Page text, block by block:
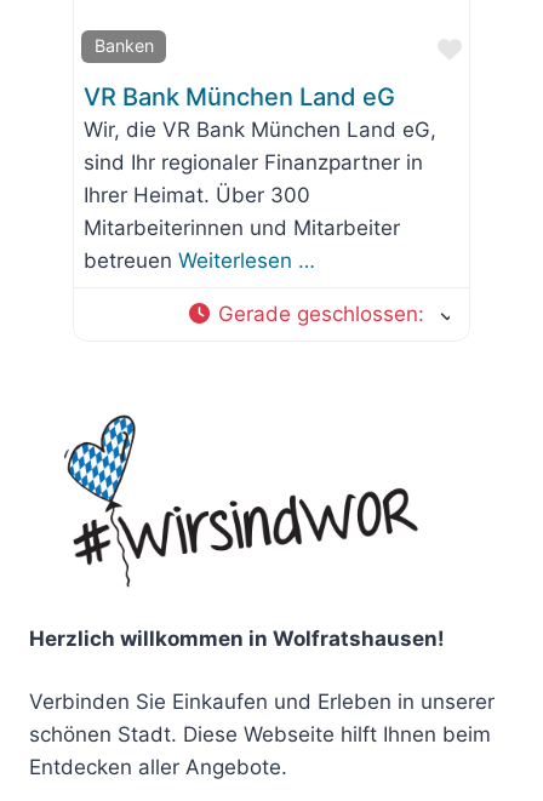
Banken
Favorit
VR Bank München Land eG
Wir, die VR Bank München Land eG,
sind Ihr regionaler Finanzpartner in
Ihrer Heimat. Über 300
Mitarbeiterinnen und Mitarbeiter
betreuen Weiterlesen …
Gerade geschlossen:
Herzlich willkommen in Wolfratshausen!
Verbinden Sie Einkaufen und Erleben in unserer
schönen Stadt. Diese Webseite hilft Ihnen beim
Entdecken aller Angebote.